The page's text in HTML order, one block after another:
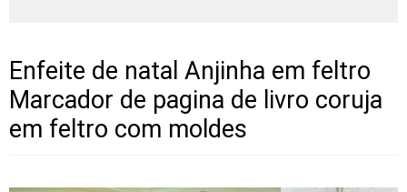
Enfeite de natal Anjinha em feltro
Marcador de pagina de livro coruja
em feltro com moldes